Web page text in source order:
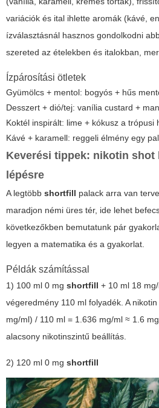
variációk és ital ihlette aromák (kávé,
ízválasztásnál hasznos gondolkodni
szereted az ételekben és italokban,
Ízpárosítási ötletek
Gyümölcs + mentol: bogyós + hűs
Desszert + dió/tej: vanília custard +
Koktél inspirált: lime + kókusz a trópusi
Kávé + karamell: reggeli élmény egy
Keverési tippek: nikotin shot
lépésre
A legtöbb shortfill palack arra van
maradjon némi üres tér, ide lehet
következőkben bemutatunk pár
legyen a matematika és a gyakorlat.
Példák számítással
1) 100 ml 0 mg shortfill + 10 ml 18
végeredmény 110 ml folyadék. A
mg/ml) / 110 ml = 1.636 mg/ml ≈ 1.6
alacsony nikotinszintű beállítás.
2) 120 ml 0 mg shortfill